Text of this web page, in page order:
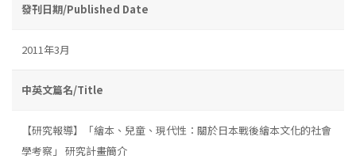
發刊日期/Published Date
2011年3月
中英文篇名/Title
【研究報導】「繪本、兒童、現代性：關於日本戰後繪本文化的社會
學考察」 研究計畫簡介